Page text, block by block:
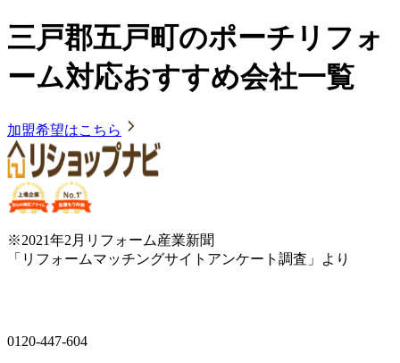
三戸郡五戸町のポーチリフォ
ーム対応おすすめ会社一覧
加盟希望はこちら
※2021年2月リフォーム産業新聞
「リフォームマッチングサイトアンケート調査」より
0120-447-604